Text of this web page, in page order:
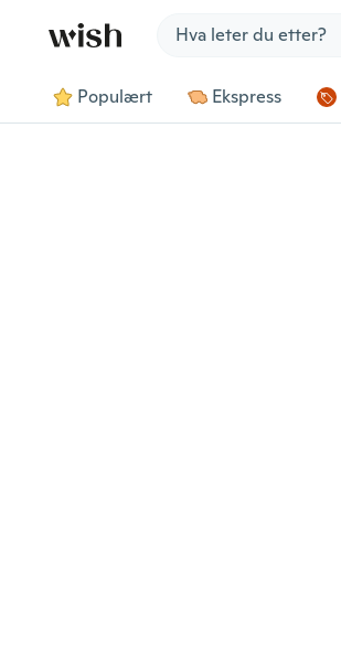
Populært Ekspress